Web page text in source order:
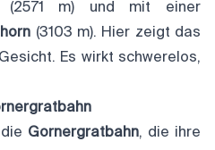
(2571 m) und mit einer
(3103 m). Hier zeigt das
Es wirkt schwerelos,
Gornergratbahn, die ihre